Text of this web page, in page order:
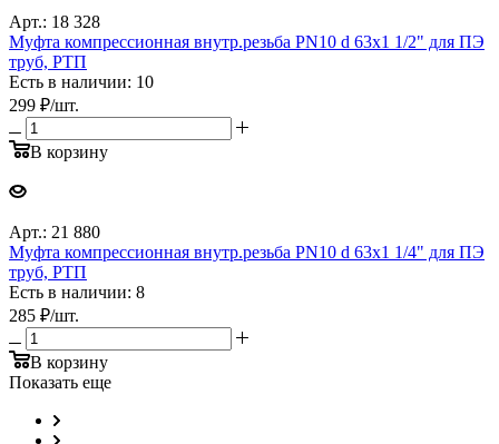
Арт.: 18 328
Муфта компрессионная внутр.резьба PN10 d 63x1 1/2" для ПЭ
труб, РТП
Есть в наличии: 10
299 ₽/шт.
В корзину
Арт.: 21 880
Муфта компрессионная внутр.резьба PN10 d 63x1 1/4" для ПЭ
труб, РТП
Есть в наличии: 8
285 ₽/шт.
В корзину
Показать еще